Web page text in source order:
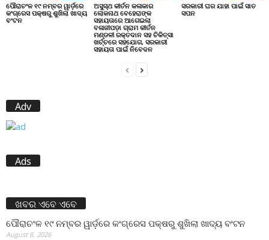
ପୌରାଚଂଳ ୧୯ ନମ୍ବର ୱାର୍ଡ଼ରେ
କଂଗ୍ରେସ ପକ୍ଷରୁ ଶୁଖିଲା ଖାଦ୍ୟ
ବଂଟନ
ଅସୁସ୍ଥ କୀର୍ତନ କଳାକାର
ଲୋକନାଥ ବେହେରାଙ୍କ
ସହାୟତାରେ ଆଗେଇଲା
ବଳାଜୀପଡ଼ା ଗ୍ରାମ କୀର୍ତନ
ମଣ୍ଡଳୀ ରକ୍ତଦାନ ସହ ଚିକିତ୍ସା
ଖର୍ଚ୍ଚରେ ସହଯୋଗ, ସରକାରୀ
ସହାୟତା ପାଇଁ ନିବେଦନ
ସରକାରୀ ଘର ଯାହା ପାଇଁ ସାତ
ସପନ
Adv
Ads
ଖବର ଏବେ ଏବେ
ପୌରାଚଂଳ ୧୯ ନମ୍ବର ୱାର୍ଡ଼ରେ କଂଗ୍ରେସ ପକ୍ଷରୁ ଶୁଖିଲା ଖାଦ୍ୟ ବଂଟନ
August 8, 2026